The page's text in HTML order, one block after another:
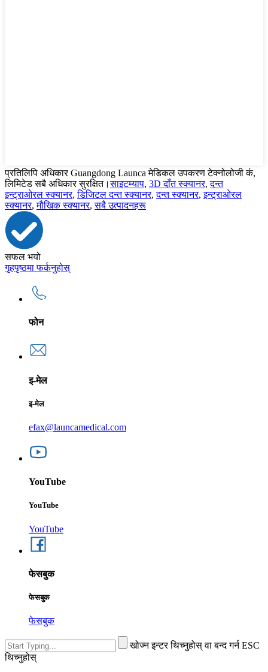
प्रतिलिपि अधिकार Guangdong Launca मेडिकल उपकरण टेक्नोलोजी कं,
लिमिटेड सबै अधिकार सुरक्षित।साइटम्याप, 3D दाँत स्क्यानर,दन्त
इन्ट्राओरल स्क्यानर,डिजिटल दन्त स्क्यानर,दन्त स्क्यानर,इन्ट्राओरल
स्क्यानर,मौखिक स्क्यानर,सबै उत्पादनहरू
सफल भयो
गृहपृष्ठमा फर्कनुहोस्
फोन
इ-मेल
इ-मेल
efax@launcamedical.com
YouTube
YouTube
YouTube
फेसबुक
फेसबुक
फेसबुक
खोज्न इन्टर थिच्नुहोस् वा बन्द गर्न ESC
थिच्नुहोस्